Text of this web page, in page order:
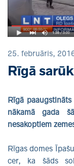
25. februāris,
Rīgā
Rīgā
nākamā gada
nesakoptiem
Rīgas domes
cer, ka šāds